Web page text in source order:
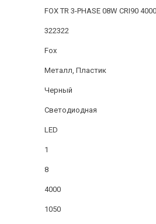
FOX TR 3-PHASE 08W CRI90
322322
Fox
Металл, Пластик
Черный
Светодиодная
LED
1
8
4000
1050